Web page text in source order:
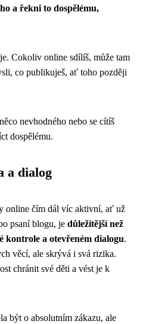
a řekni to dospělému,
Cokoliv online sdílíš, může tam
co publikuješ, ať toho později
nevhodného nebo se cítíš
dospělému.
a dialog
online čím dál víc aktivní, ať už
psaní blogu, je důležitější než
a otevřeném dialogu.
věcí, ale skrývá i svá rizika.
chránit své děti a vést je k
být o absolutním zákazu, ale